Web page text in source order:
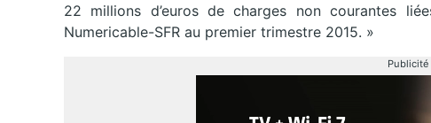
22 millions d’euros de charges non courantes
Numericable-SFR au premier trimestre 2015. »
Publicité